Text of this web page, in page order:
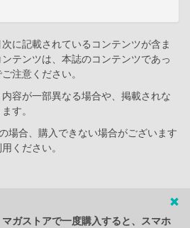
に記載されているコンテンツが含ま
テンツは、本誌のコンテンツであっ
注意ください。
容が一部異なる場合や、掲載されな
す。
場合、購入できない場合がございます
ください。
ガストアで一度購入すると、スマホ